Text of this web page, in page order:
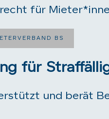
für
BS
für
und berät